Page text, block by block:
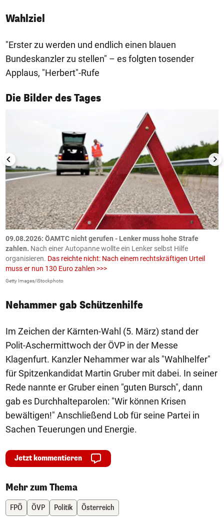
Wahlziel
"Erster zu werden und endlich einen blauen
Bundeskanzler zu stellen" – es folgten tosender
Applaus, "Herbert"-Rufe
Die Bilder des Tages
1/50
09.08.2026: ÖAMTC nicht gerufen - Lenker muss hohe Strafe
zahlen. Nach einer Autopanne wollte ein Lenker selbst Hilfe
organisieren. Das reichte nicht: Nach einem rechtskräftigen Urteil
muss er nun 130 Euro zahlen >>>
Getty Images/iStockphoto
Nehammer gab Schützenhilfe
Im Zeichen der Kärnten-Wahl (5. März) stand der
Polit-Aschermittwoch der ÖVP in der Messe
Klagenfurt. Kanzler Nehammer war als "Wahlhelfer"
für Spitzenkandidat Martin Gruber mit dabei. In seiner
Rede nannte er Gruber einen "guten Bursch", dann
gab es Durchhalteparolen: "Wir können Krisen
bewältigen!" Anschließend Lob für seine Partei in
Sachen Teuerungen und Energie.
Jetzt kommentieren
Mehr zum Thema
FPÖ ÖVP Politik Österreich